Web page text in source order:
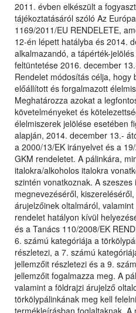
2011. évben elkészült a
tájékoztatásáról szóló Az
1169/2011/EU RENDELETE,
12-én lépett hatályba és 2014.
alkalmazandó, a tápérték-
feltüntetése 2016. december
Rendelet módosítás célja, hogy
előállított és forgalmazott
Meghatározza azokat a
követelményeket és
élelmiszerek jelölése esetében
alapján, 2014. december 13.-
a 2000/13/EK irányelvet és a
GKM rendeletet. A pálinkára,
italokra/alkoholos italokra
szintén vonatkoznak. A
megnevezéséről,
árujelzőinek oltalmáról,
rendelet hatályon kívül
és a Tanács 110/2008/EK
6. számú kategóriája a
részletezi, a 7. számú
jellemzőit részletezi és a 9.
jellemzőit fogalmazza meg. A
valamint a földrajzi árujelző
törkölypálinkának meg kell